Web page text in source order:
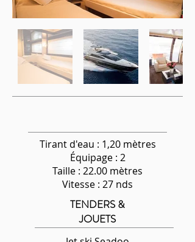
Tirant d'eau : 1,20 mètres
Équipage: 2
Taille : 22.00 mètres
Vitesse : 27 nds
TENDERS &
JOUETS